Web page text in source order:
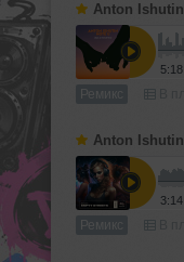
Anton Ishutin
5:18
Ремикс
Anton Ishutin
3:14
Ремикс